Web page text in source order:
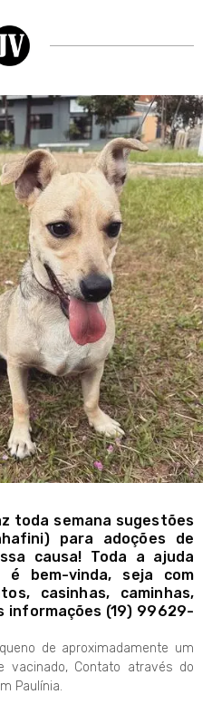
toda semana sugestões
para adoções de
causa! Toda a ajuda
bem-vinda, seja com
casinhas, caminhas,
informações (19) 99629-
de aproximadamente um
Contato através do
Paulínia.